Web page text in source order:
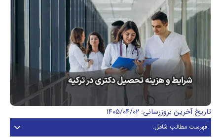
تاریخ آخرین بروزرسانی: ۱۴۰۵/۰۴/۰۲
فهرست مطالب شامل: